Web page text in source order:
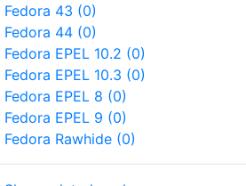
Fedora 43 (0)
Fedora 44 (0)
Fedora EPEL 10.2 (0)
Fedora EPEL 10.3 (0)
Fedora EPEL 8 (0)
Fedora EPEL 9 (0)
Fedora Rawhide (0)